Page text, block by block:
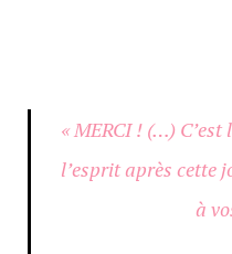
« MERCI ! (…)
l’esprit après cette
à